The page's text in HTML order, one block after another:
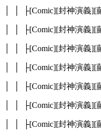
│ │ ├[Comic][封神演義][
│ │ ├[Comic][封神演義][
│ │ ├[Comic][封神演義][
│ │ ├[Comic][封神演義][
│ │ ├[Comic][封神演義][
│ │ ├[Comic][封神演義][
│ │ ├[Comic][封神演義][